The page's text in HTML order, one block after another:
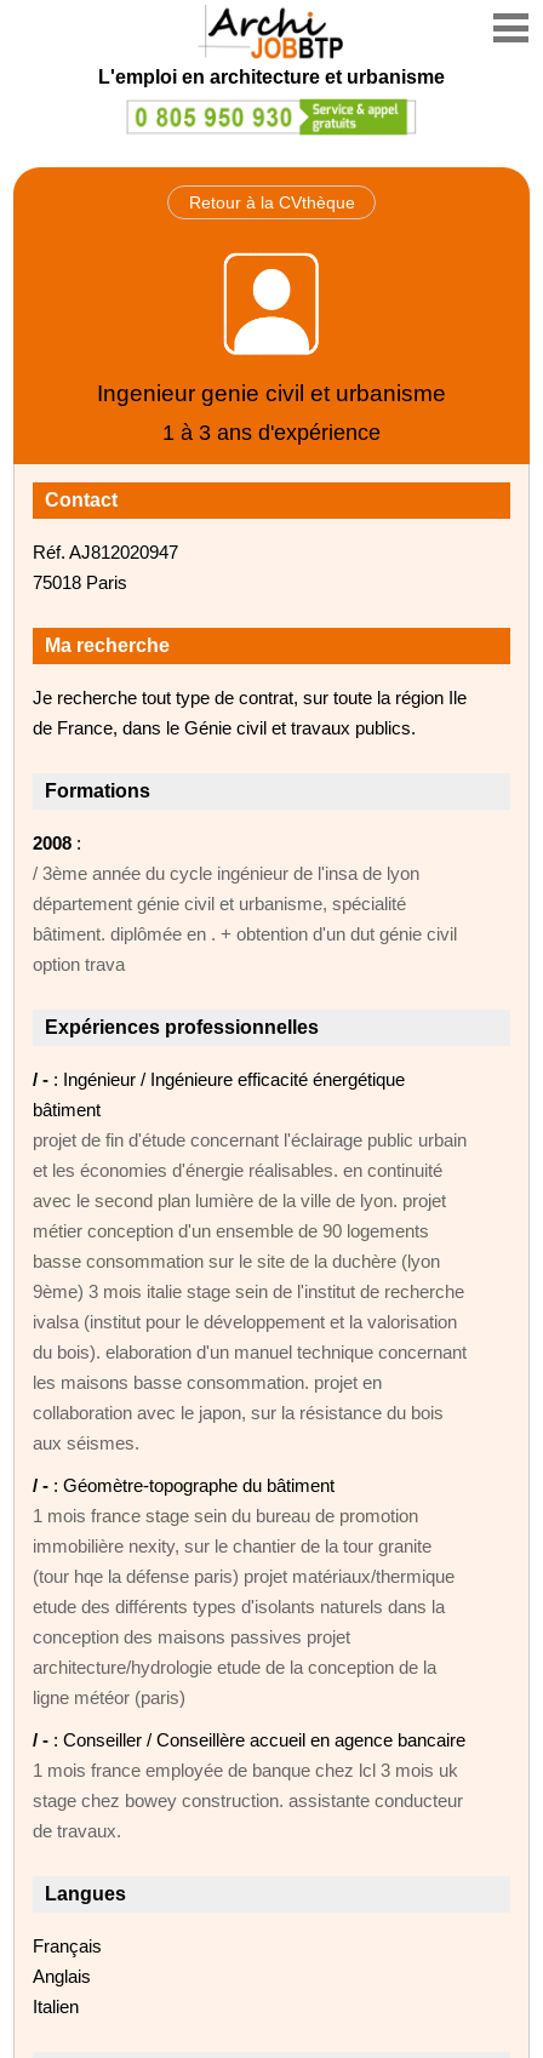
L'emploi en architecture et urbanisme
Retour à la CVthèque
Ingenieur genie civil et urbanisme
1 à 3 ans d'expérience
Contact
Réf. AJ812020947
75018 Paris
Ma recherche
Je recherche tout type de contrat, sur toute la région Ile
de France, dans le Génie civil et travaux publics.
Formations
2008 :
/ 3ème année du cycle ingénieur de l'insa de lyon
département génie civil et urbanisme, spécialité
bâtiment. diplômée en . + obtention d'un dut génie civil
option trava
Expériences professionnelles
/ - : Ingénieur / Ingénieure efficacité énergétique
bâtiment
projet de fin d'étude concernant l'éclairage public urbain
et les économies d'énergie réalisables. en continuité
avec le second plan lumière de la ville de lyon. projet
métier conception d'un ensemble de 90 logements
basse consommation sur le site de la duchère (lyon
9ème) 3 mois italie stage sein de l'institut de recherche
ivalsa (institut pour le développement et la valorisation
du bois). elaboration d'un manuel technique concernant
les maisons basse consommation. projet en
collaboration avec le japon, sur la résistance du bois
aux séismes.
/ - : Géomètre-topographe du bâtiment
1 mois france stage sein du bureau de promotion
immobilière nexity, sur le chantier de la tour granite
(tour hqe la défense paris) projet matériaux/thermique
etude des différents types d'isolants naturels dans la
conception des maisons passives projet
architecture/hydrologie etude de la conception de la
ligne météor (paris)
/ - : Conseiller / Conseillère accueil en agence bancaire
1 mois france employée de banque chez lcl 3 mois uk
stage chez bowey construction. assistante conducteur
de travaux.
Langues
Français
Anglais
Italien